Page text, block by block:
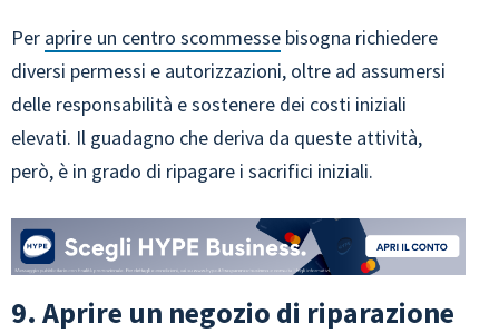
Per aprire un centro scommesse bisogna richiedere
diversi permessi e autorizzazioni, oltre ad assumersi
delle responsabilità e sostenere dei costi iniziali
elevati. Il guadagno che deriva da queste attività,
però, è in grado di ripagare i sacrifici iniziali.
9. Aprire un negozio di riparazione